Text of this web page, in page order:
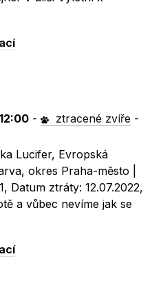
- ztracené zvíře -
Lucifer, Evropská
okres Praha-město |
Datum ztráty: 12.07.2022,
a vůbec nevíme jak se